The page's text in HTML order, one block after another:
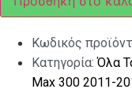
Κωδικός
Κατηγορία:Όλα
Max 300 2011-